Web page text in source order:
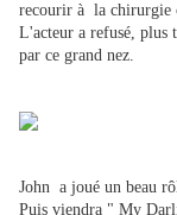
recourir à la chirurgie
L'acteur a refusé, plus
par ce grand nez.
John a joué un beau
Puis viendra " My